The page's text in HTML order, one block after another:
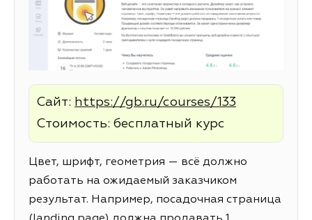
Сайт: https://gb.ru/courses/133
Стоимость: бесплатный курс
Цвет, шрифт, геометрия — всё должно
работать на ожидаемый заказчиком
результат. Например, посадочная страница